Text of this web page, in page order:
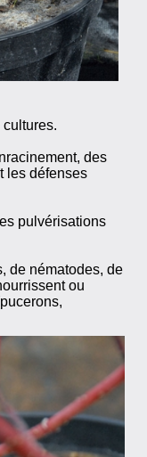
des
les défenses
pulvérisations
de nématodes, de
ou